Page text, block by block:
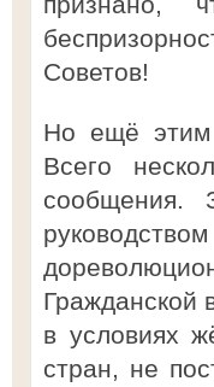
Советов!
Но ещё этим
Всего
сообщения.
Гражданской
в условиях
стран, не